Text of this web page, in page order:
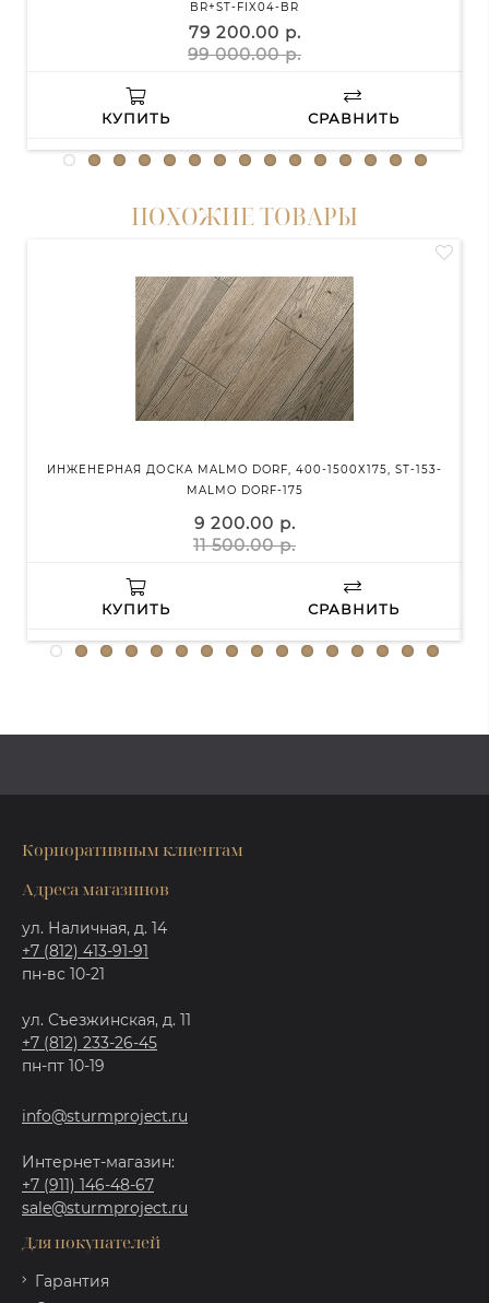
BR+ST-FIX04-BR
79 200.00 р.
99 000.00 р.
КУПИТЬ СРАВНИТЬ
ПОХОЖИЕ ТОВАРЫ
ИНЖЕНЕРНАЯ ДОСКА MALMO DORF, 400-1500Х175, ST-153-
MALMO DORF-175
9 200.00 р.
11 500.00 р.
КУПИТЬ СРАВНИТЬ
Корпоративным клиентам
Адреса магазинов
ул. Наличная, д. 14
+7 (812) 413-91-91
пн-вс 10-21
ул. Съезжинская, д. 11
+7 (812) 233-26-45
пн-пт 10-19
info@sturmproject.ru
Интернет-магазин:
+7 (911) 146-48-67
sale@sturmproject.ru
Для покупателей
Гарантия